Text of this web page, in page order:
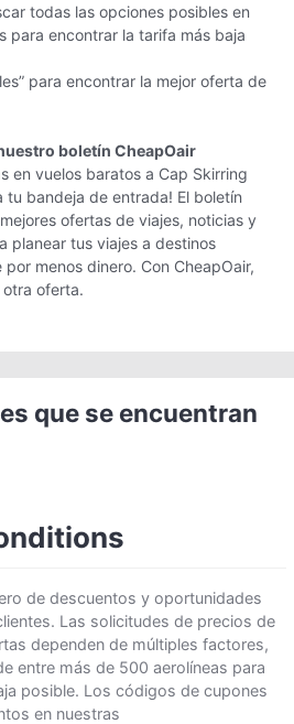
todas las opciones posibles en
para encontrar la tarifa más baja
para encontrar la mejor oferta de
boletín CheapOair
en vuelos baratos a Cap Skirring
tu bandeja de entrada! El boletín
ofertas de viajes, noticias y
planear tus viajes a destinos
menos dinero. Con CheapOair,
oferta.
que se encuentran
de descuentos y oportunidades
Las solicitudes de precios de
dependen de múltiples factores,
entre más de 500 aerolíneas para
posible. Los códigos de cupones
en nuestras